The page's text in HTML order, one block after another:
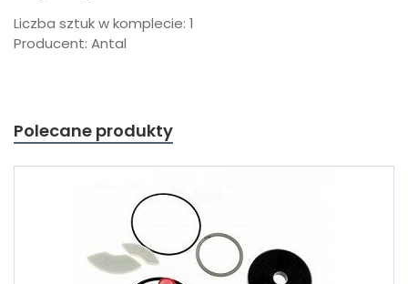
Liczba sztuk w komplecie: 1
Producent: Antal
Polecane produkty